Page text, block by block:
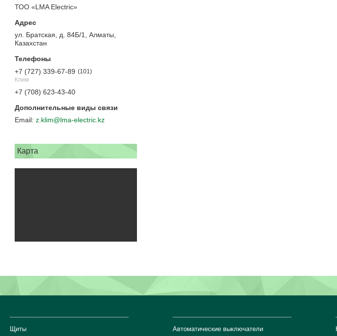
ТОО «LMA Electric»
ул. Братская, д. 84Б/1, Алматы,
Казахстан
+7 (727) 339-67-89
101
Клим
+7 (708) 623-43-40
z.klim@lma-electric.kz
Карта
Щиты
Автоматические выключатели